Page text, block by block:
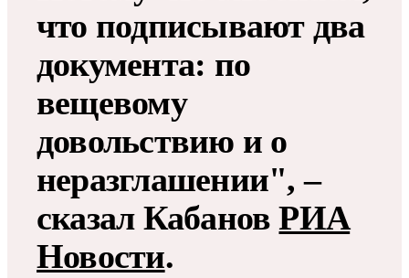
что подписывают два
документа: по
вещевому
довольствию и о
неразглашении", –
сказал КабановРИА
Новости.